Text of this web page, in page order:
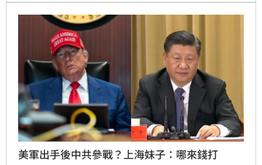
美軍出手後中共參戰？上海妹子：哪來錢打